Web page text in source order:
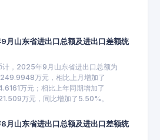
月山东省进出口总额及进出口差额统
计，2025年9月山东省进出口总额为
万元，相比上月增加了
万元；相比上年同期增加了
万元，同比增加了5.50%。
月山东省进出口总额及进出口差额统